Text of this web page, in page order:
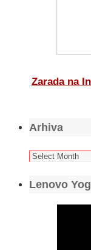
Zarada na
Arhiva
Arhiva
Lenovo